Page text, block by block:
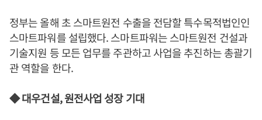
정부는 올해 초 스마트원전 수출을 전담할 특수목적법인인
스마트파워를 설립했다. 스마트파워는 스마트원전 건설과
기술지원 등 모든 업무를 주관하고 사업을 추진하는 총괄기
관 역할을 한다.
◆ 대우건설, 원전사업 성장 기대